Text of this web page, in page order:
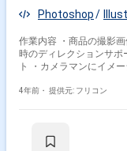
Photoshop
作業内容 ・商品の撮影
時のディレクションサ
ト ・カメラマンにイメ
4年前・ 提供元: フリコン